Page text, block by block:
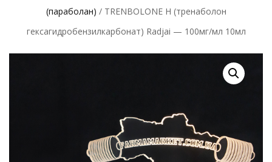
(параболан) / TRENBOLONE H (тренаболон
гексагидробензилкарбонат) Radjai — 100мг/мл 10мл